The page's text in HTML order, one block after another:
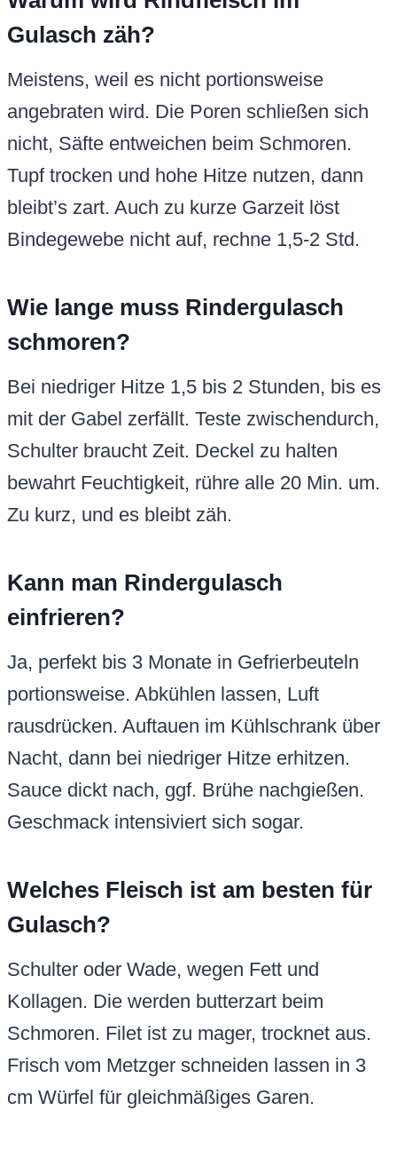
Gulasch zäh?
Meistens, weil es nicht portionsweise
angebraten wird. Die Poren schließen sich
nicht, Säfte entweichen beim Schmoren.
Tupf trocken und hohe Hitze nutzen, dann
bleibt’s zart. Auch zu kurze Garzeit löst
Bindegewebe nicht auf, rechne 1,5-2 Std.
Wie lange muss Rindergulasch
schmoren?
Bei niedriger Hitze 1,5 bis 2 Stunden, bis es
mit der Gabel zerfällt. Teste zwischendurch,
Schulter braucht Zeit. Deckel zu halten
bewahrt Feuchtigkeit, rühre alle 20 Min. um.
Zu kurz, und es bleibt zäh.
Kann man Rindergulasch
einfrieren?
Ja, perfekt bis 3 Monate in Gefrierbeuteln
portionsweise. Abkühlen lassen, Luft
rausdrücken. Auftauen im Kühlschrank über
Nacht, dann bei niedriger Hitze erhitzen.
Sauce dickt nach, ggf. Brühe nachgießen.
Geschmack intensiviert sich sogar.
Welches Fleisch ist am besten für
Gulasch?
Schulter oder Wade, wegen Fett und
Kollagen. Die werden butterzart beim
Schmoren. Filet ist zu mager, trocknet aus.
Frisch vom Metzger schneiden lassen in 3
cm Würfel für gleichmäßiges Garen.